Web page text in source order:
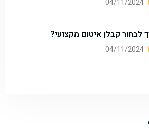
לבחור קבלן איטום מקצועי?